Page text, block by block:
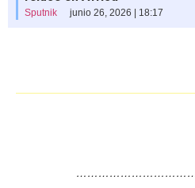
Sputnik junio 26, 2026 | 18:17